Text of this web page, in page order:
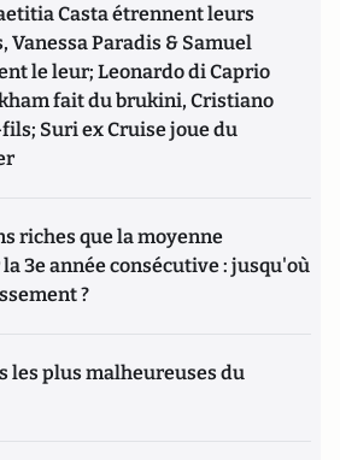
Casta étrennent leurs
Vanessa Paradis & Samuel
le leur; Leonardo di Caprio
fait du brukini, Cristiano
Suri ex Cruise joue du
riches que la moyenne
3e année consécutive : jusqu'où
?
les plus malheureuses du